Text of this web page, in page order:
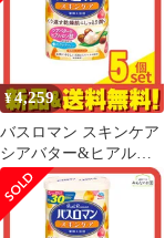
¥4,259
バスロマン スキンケア
シアバター&ヒアルロ
ン酸 600g 5個セット ま
とめ売り